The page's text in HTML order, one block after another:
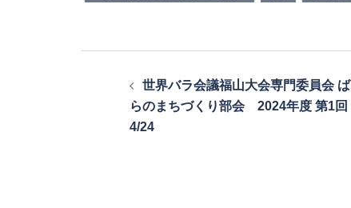
世界バラ会議福山大会専門委員会 ば
らのまちづくり部会 2024年度 第1回
4/24